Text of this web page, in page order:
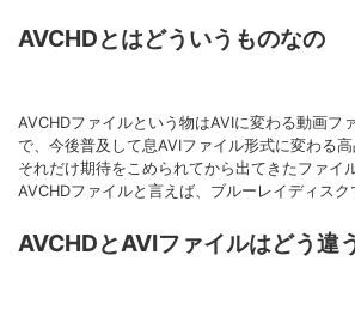
AVCHDとはどういうものなの
AVCHDファイルという物はAVIに変わる動画
で、今後普及して息AVIファイル形式に変わる
それだけ期待をこめられてから出てきたファ
AVCHDファイルと言えば、ブルーレイディス
AVCHDとAVIファイルはどう違